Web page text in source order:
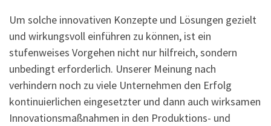
Um solche innovativen Konzepte und Lösungen gezielt
und wirkungsvoll einführen zu können, ist ein
stufenweises Vorgehen nicht nur hilfreich, sondern
unbedingt erforderlich. Unserer Meinung nach
verhindern noch zu viele Unternehmen den Erfolg
kontinuierlichen eingesetzter und dann auch wirksamen
Innovationsmaßnahmen in den Produktions- und